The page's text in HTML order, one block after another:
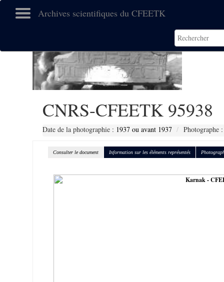
Archives scientifiques du CFEETK
CNRS-CFEETK 95938
Date de la photographie : 1937 ou avant 1937 Photographe
Consulter le document Information sur les éléments représentés